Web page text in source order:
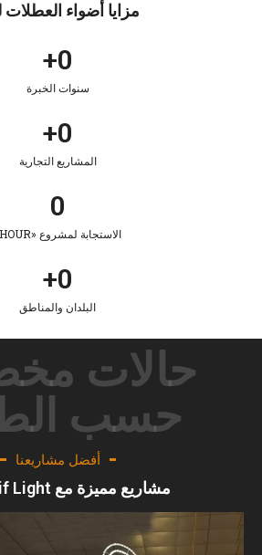
مزايا أضواء العطلات
سنوات الخبرة
+
المشاريع التجارية
+
الاستجابة لمشروع «HOUR»
البلدان والمناطق
+
حالات
حسب
أفضل مشاريعنا
مشاريع مميزة مع 3D Motif Light